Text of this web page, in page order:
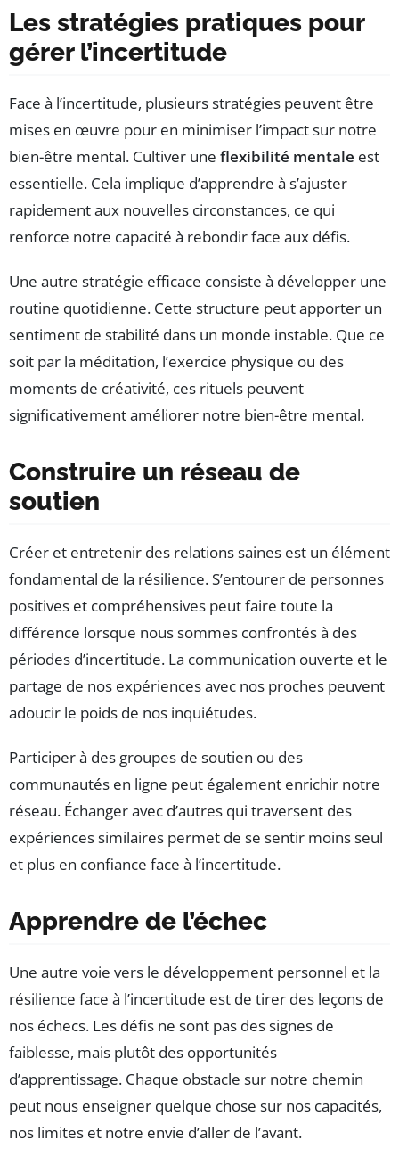
Les stratégies pratiques pour
gérer l’incertitude
Face à l’incertitude, plusieurs stratégies peuvent être
mises en œuvre pour en minimiser l’impact sur notre
bien-être mental. Cultiver une flexibilité mentale est
essentielle. Cela implique d’apprendre à s’ajuster
rapidement aux nouvelles circonstances, ce qui
renforce notre capacité à rebondir face aux défis.
Une autre stratégie efficace consiste à développer une
routine quotidienne. Cette structure peut apporter un
sentiment de stabilité dans un monde instable. Que ce
soit par la méditation, l’exercice physique ou des
moments de créativité, ces rituels peuvent
significativement améliorer notre bien-être mental.
Construire un réseau de
soutien
Créer et entretenir des relations saines est un élément
fondamental de la résilience. S’entourer de personnes
positives et compréhensives peut faire toute la
différence lorsque nous sommes confrontés à des
périodes d’incertitude. La communication ouverte et le
partage de nos expériences avec nos proches peuvent
adoucir le poids de nos inquiétudes.
Participer à des groupes de soutien ou des
communautés en ligne peut également enrichir notre
réseau. Échanger avec d’autres qui traversent des
expériences similaires permet de se sentir moins seul
et plus en confiance face à l’incertitude.
Apprendre de l’échec
Une autre voie vers le développement personnel et la
résilience face à l’incertitude est de tirer des leçons de
nos échecs. Les défis ne sont pas des signes de
faiblesse, mais plutôt des opportunités
d’apprentissage. Chaque obstacle sur notre chemin
peut nous enseigner quelque chose sur nos capacités,
nos limites et notre envie d’aller de l’avant.